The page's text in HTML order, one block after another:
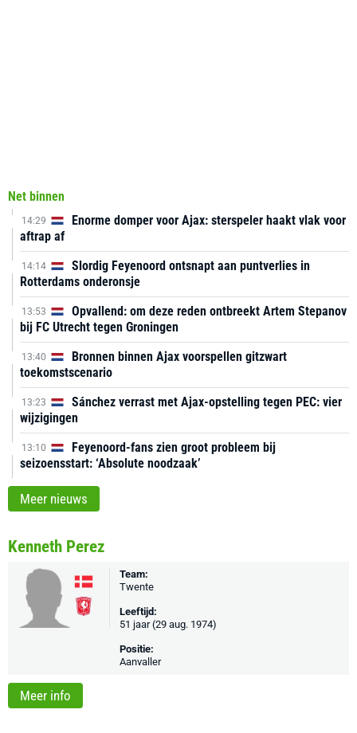
Net binnen
14:29
Enorme domper voor Ajax: sterspeler haakt vlak voor
aftrap af
14:14
Slordig Feyenoord ontsnapt aan puntverlies in
Rotterdams onderonsje
13:53
Opvallend: om deze reden ontbreekt Artem Stepanov
bij FC Utrecht tegen Groningen
13:40
Bronnen binnen Ajax voorspellen gitzwart
toekomstscenario
13:23
Sánchez verrast met Ajax-opstelling tegen PEC: vier
wijzigingen
13:10
Feyenoord-fans zien groot probleem bij
seizoensstart: ‘Absolute noodzaak’
Meer nieuws
Kenneth Perez
Team:
Twente
Leeftijd:
51 jaar (29 aug. 1974)
Positie:
Aanvaller
Meer info